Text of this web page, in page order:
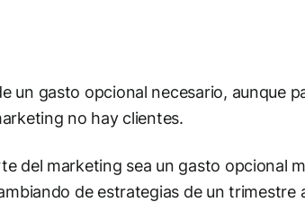
un gasto opcional necesario, aunque
no hay clientes.
del marketing sea un gasto opcional
de estrategias de un